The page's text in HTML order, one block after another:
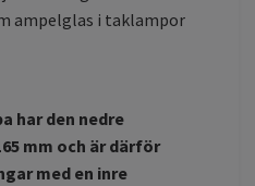
ampelglas i taklampor
har den nedre
mm och är därför
med en inre